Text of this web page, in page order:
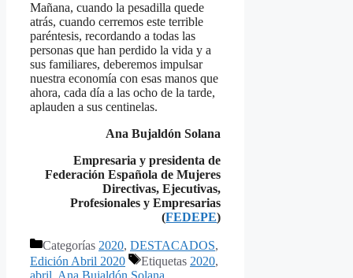
Mañana, cuando la pesadilla quede
atrás, cuando cerremos este terrible
paréntesis, recordando a todas las
personas que han perdido la vida y a
sus familiares, deberemos impulsar
nuestra economía con esas manos que
ahora, cada día a las ocho de la tarde,
aplauden a sus centinelas.
Ana Bujaldón Solana
Empresaria y presidenta de
Federación Española de Mujeres
Directivas, Ejecutivas,
Profesionales y Empresarias
(FEDEPE)
Categorías 2020, DESTACADOS,
Edición Abril 2020
Etiquetas 2020,